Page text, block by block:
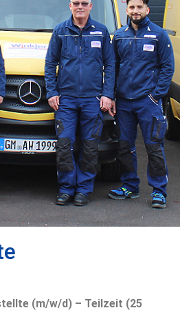
(m/w/d) – Teilzeit (25